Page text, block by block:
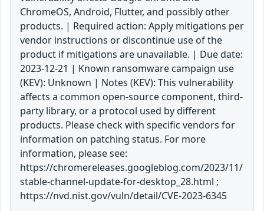
ChromeOS, Android, Flutter, and possibly other
products. | Required action: Apply mitigations per
vendor instructions or discontinue use of the
product if mitigations are unavailable. | Due date:
2023-12-21 | Known ransomware campaign use
(KEV): Unknown | Notes (KEV): This vulnerability
affects a common open-source component, third-
party library, or a protocol used by different
products. Please check with specific vendors for
information on patching status. For more
information, please see:
https://chromereleases.googleblog.com/2023/11/
stable-channel-update-for-desktop_28.html ;
https://nvd.nist.gov/vuln/detail/CVE-2023-6345